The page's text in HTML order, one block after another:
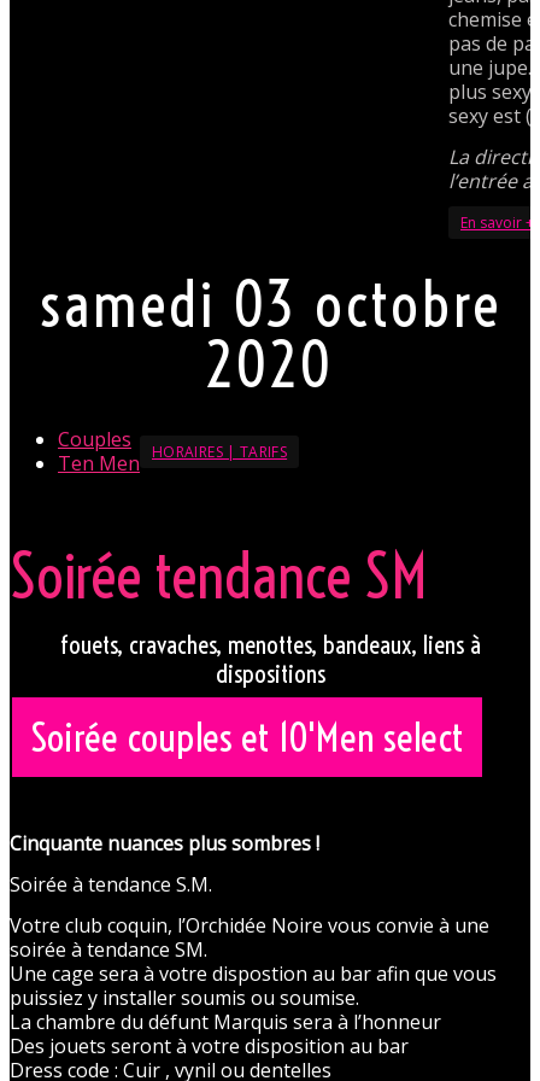
chemise
pas de
une jupe.
plus sexy
sexy est
La
l’entrée
En savoir
samedi 03 octobre
2020
Couples
Ten Men
HORAIRES | TARIFS
Soirée tendance SM
fouets, cravaches, menottes, bandeaux, liens à
dispositions
Soirée couples et 10'Men select
Cinquante nuances plus sombres !
Soirée à tendance S.M.
Votre club coquin, l’Orchidée Noire vous convie à une
soirée à tendance SM.
Une cage sera à votre dispostion au bar afin que vous
puissiez y installer soumis ou soumise.
La chambre du défunt Marquis sera à l’honneur
Des jouets seront à votre disposition au bar
Dress code : Cuir , vynil ou dentelles